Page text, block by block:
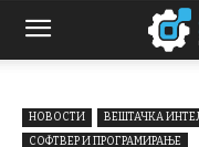
НОВОСТИ ВЕШТАЧКА
СОФТВЕР И ПРОГРАМИРАЊЕ